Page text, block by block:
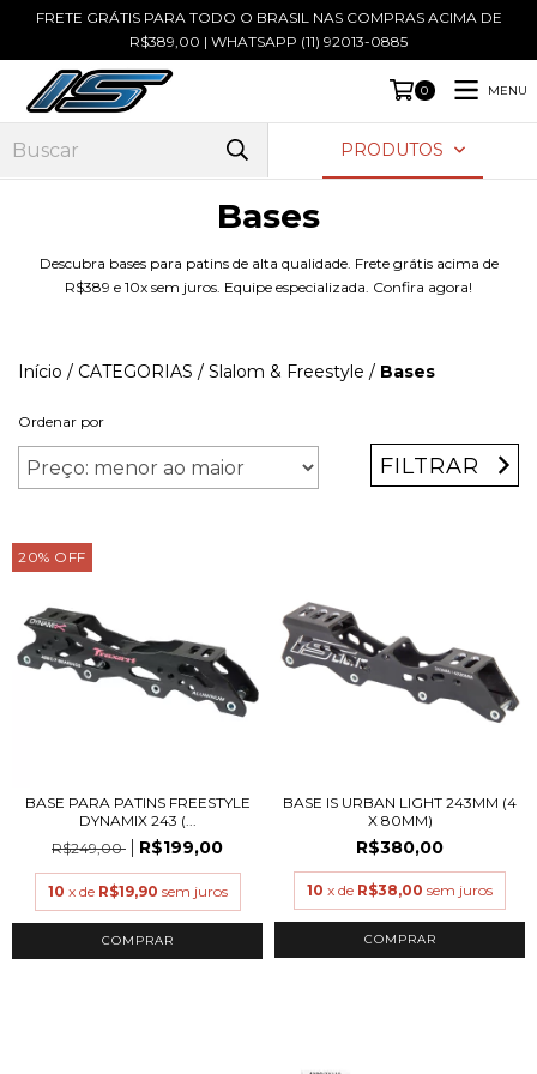
FRETE GRÁTIS PARA TODO O BRASIL NAS COMPRAS ACIMA DE
R$389,00 | WHATSAPP (11) 92013-0885
0 MENU
PRODUTOS
Bases
Descubra bases para patins de alta qualidade. Frete grátis acima de
R$389 e 10x sem juros. Equipe especializada. Confira agora!
Início / CATEGORIAS / Slalom & Freestyle / Bases
Ordenar por
FILTRAR
20% OFF
BASE PARA PATINS FREESTYLE
DYNAMIX 243 (...
R$249,00
R$199,00
10 x de R$19,90 sem juros
BASE IS URBAN LIGHT 243MM (4
X 80MM)
R$380,00
10 x de R$38,00 sem juros